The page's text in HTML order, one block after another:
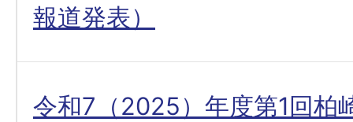
報道発表）
令和7（2025）年度第1回柏